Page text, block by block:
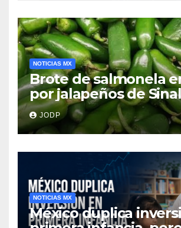
NOTICIAS MX
Brote de salmonela
por jalapeños de
345 enfermos y 36
hospitalizados
JODP
NOTICIAS MX
México duplica